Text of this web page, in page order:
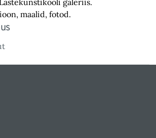
maalid, fotod.